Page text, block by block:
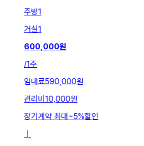
주방1
거실1
600,000원
/1주
임대료590,000원
관리비 10,000원
장기계약 최대 ~5%할인